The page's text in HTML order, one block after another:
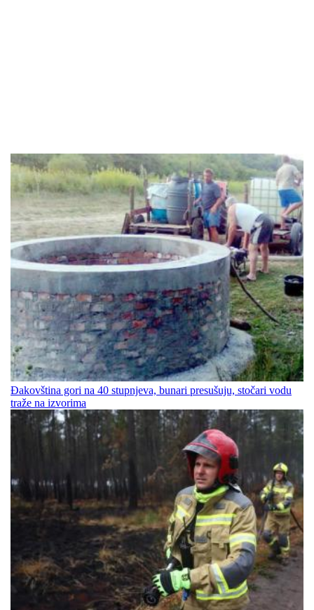
Đakovština gori na 40 stupnjeva, bunari presušuju, stočari vodu
traže na izvorima